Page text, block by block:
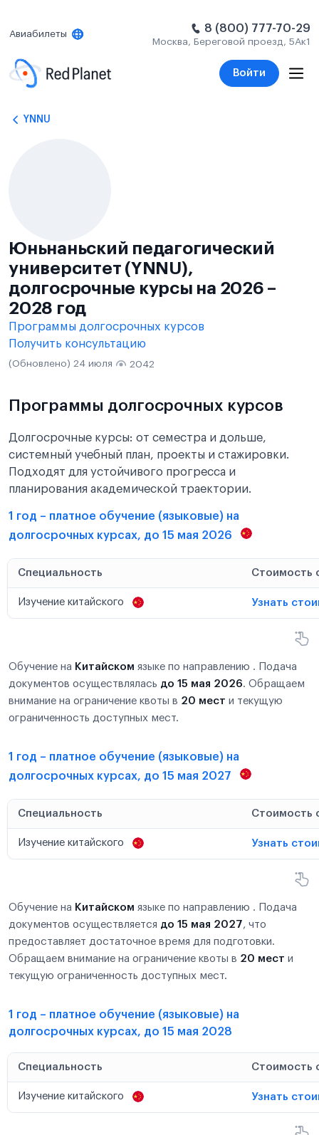
Авиабилеты 8 (800) 777-70-29
Москва, Береговой проезд, 5Ак1
Войти
YNNU
Юньнаньский педагогический
университет (YNNU),
долгосрочные курсы на 2026 –
2028 год
Программы долгосрочных курсов
Получить консультацию
(Обновлено) 24 июля 2042
Программы долгосрочных курсов
Долгосрочные курсы: от семестра и дольше,
системный учебный план, проекты и стажировки.
Подходят для устойчивого прогресса и
планирования академической траектории.
1 год – платное обучение (языковые) на
долгосрочных курсах, до 15 мая 2026
Специальность Стоимость
Изучение китайского Узнать
Обучение на Китайском языке по направлению . Подача
документов осуществлялась до 15 мая 2026. Обращаем
внимание на ограничение квоты в 20 мест и текущую
ограниченность доступных мест.
1 год – платное обучение (языковые) на
долгосрочных курсах, до 15 мая 2027
Специальность Стоимость
Изучение китайского Узнать
Обучение на Китайском языке по направлению . Подача
документов осуществляется до 15 мая 2027, что
предоставляет достаточное время для подготовки.
Обращаем внимание на ограничение квоты в 20 мест и
текущую ограниченность доступных мест.
1 год – платное обучение (языковые) на
долгосрочных курсах, до 15 мая 2028
Специальность Стоимость
Изучение китайского Узнать